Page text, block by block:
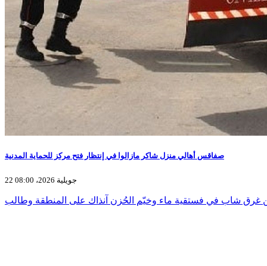
صفاقس أهالي منزل شاكر مازالوا في إنتظار فتح مركز للحماية المدنية
22 جويلية 2026، 08:00